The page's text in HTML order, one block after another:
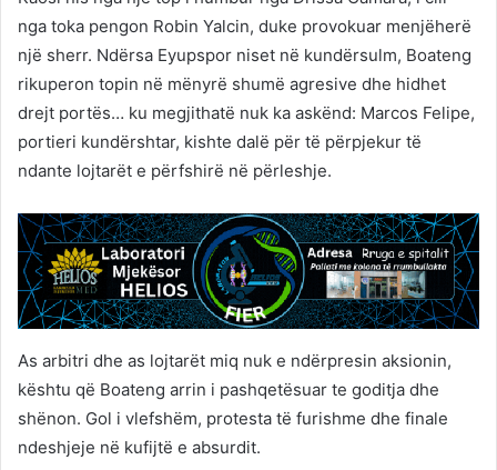
nga toka pengon Robin Yalcin, duke provokuar menjëherë
një sherr. Ndërsa Eyupspor niset në kundërsulm, Boateng
rikuperon topin në mënyrë shumë agresive dhe hidhet
drejt portës… ku megjithatë nuk ka askënd: Marcos Felipe,
portieri kundërshtar, kishte dalë për të përpjekur të
ndante lojtarët e përfshirë në përleshje.
As arbitri dhe as lojtarët miq nuk e ndërpresin aksionin,
kështu që Boateng arrin i pashqetësuar te goditja dhe
shënon. Gol i vlefshëm, protesta të furishme dhe finale
ndeshjeje në kufijtë e absurdit.